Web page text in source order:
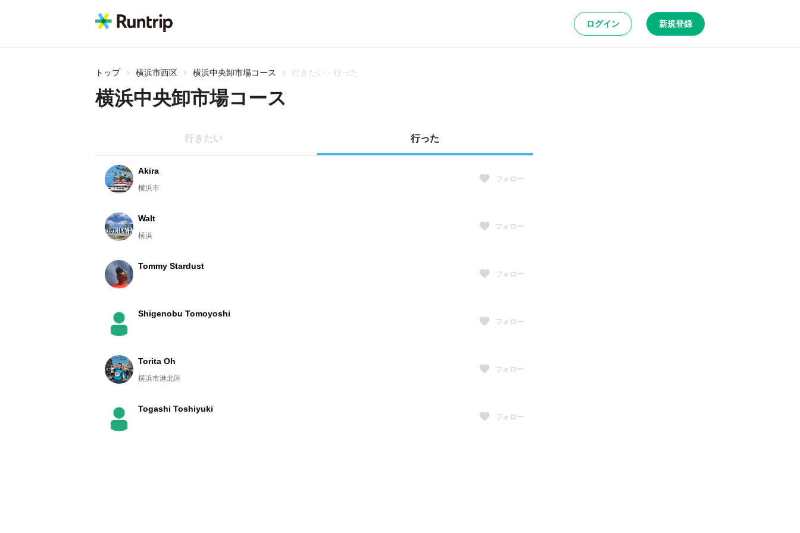
ログイン 新規登録
トップ 横浜市西区 横浜中央卸市場コース 行きたい・行った
横浜中央卸市場コース
行きたい 行った
Akira
横浜市
フォロー
Walt
横浜
フォロー
Tommy Stardust
フォロー
Shigenobu Tomoyoshi
フォロー
Torita Oh
横浜市港北区
フォロー
Togashi Toshiyuki
フォロー